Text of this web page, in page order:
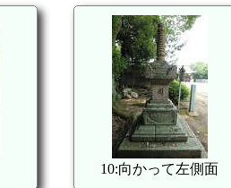
10:向かって左側面